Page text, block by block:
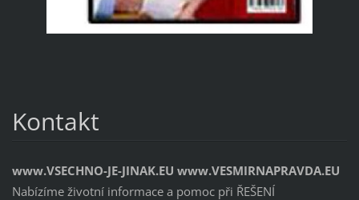
Kontakt
www.VSECHNO-JE-JINAK.EU www.VESMIRNAPRAVDA.EU
Nabízíme životní informace a pomoc při ŘEŠENÍ